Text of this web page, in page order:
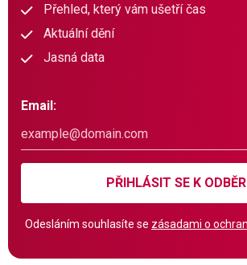
Přehled, který vám ušetří čas
Aktuální dění
Jasná data
Email:
PŘIHLÁSIT SE K
Odesláním souhlasíte se zásadami o